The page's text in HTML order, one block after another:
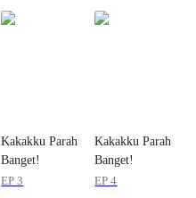
Kakakku Parah
Banget!
EP 3
Kakakku Parah
Banget!
EP 4